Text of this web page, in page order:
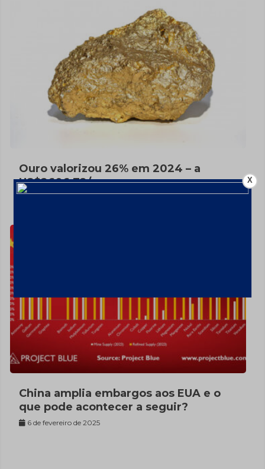
Ouro valorizou 26% em 2024 – a
US$2606,72/oz
China amplia embargos aos EUA e o
que pode acontecer a seguir?
6 de fevereiro de 2025
X